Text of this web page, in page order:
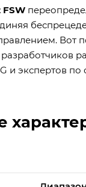
FSW
Вот
и экспертов по